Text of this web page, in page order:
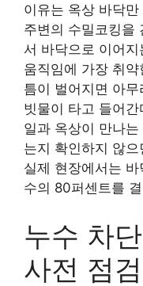
이유는 옥상 바닥
주변의 수밀코킹을
서 바닥으로 이어
움직임에 가장 취
틈이 벌어지면 아
빗물이 타고 들어
일과 옥상이 만나
는지 확인하지 않
실제 현장에서는
수의 80퍼센트를
누수 차
사전 점